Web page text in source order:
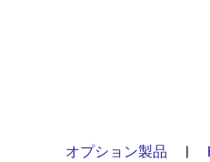
オプション製品 |